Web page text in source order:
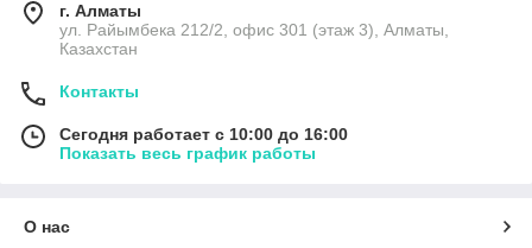
г. Алматы
ул. Райымбека 212/2, офис 301 (этаж 3), Алматы,
Казахстан
Контакты
Сегодня работает с 10:00 до 16:00
Показать весь график работы
О нас